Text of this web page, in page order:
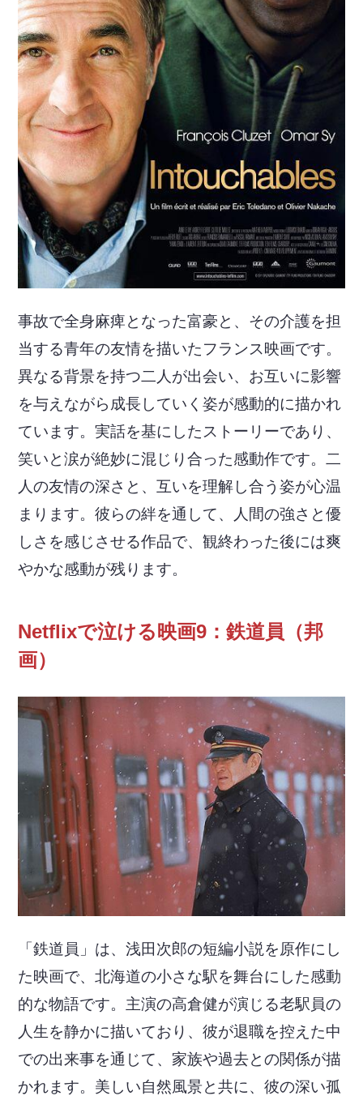
事故で全身麻痺となった富豪と、その介護を担
当する青年の友情を描いたフランス映画です。
異なる背景を持つ二人が出会い、お互いに影響
を与えながら成長していく姿が感動的に描かれ
ています。実話を基にしたストーリーであり、
笑いと涙が絶妙に混じり合った感動作です。二
人の友情の深さと、互いを理解し合う姿が心温
まります。彼らの絆を通して、人間の強さと優
しさを感じさせる作品で、観終わった後には爽
やかな感動が残ります。
Netflixで泣ける映画9：鉄道員（邦
画）
「鉄道員」は、浅田次郎の短編小説を原作にし
た映画で、北海道の小さな駅を舞台にした感動
的な物語です。主演の高倉健が演じる老駅員の
人生を静かに描いており、彼が退職を控えた中
での出来事を通じて、家族や過去との関係が描
かれます。美しい自然風景と共に、彼の深い孤